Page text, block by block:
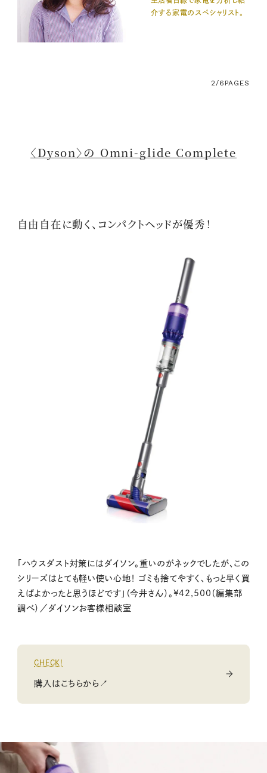
介する家電のスペシャリスト。
2/6 PAGES
〈Dyson〉の Omni-glide Complete
自由自在に動く、コンパクトヘッドが優秀！
「ハウスダスト対策にはダイソン。重いのがネックでしたが、この
シリーズはとても軽い使い心地！ ゴミも捨てやすく、もっと早く買
えばよかったと思うほどです」（今井さん）。¥42,500（編集部
調べ）／ダイソンお客様相談室
CHECK!
購入はこちらから↗